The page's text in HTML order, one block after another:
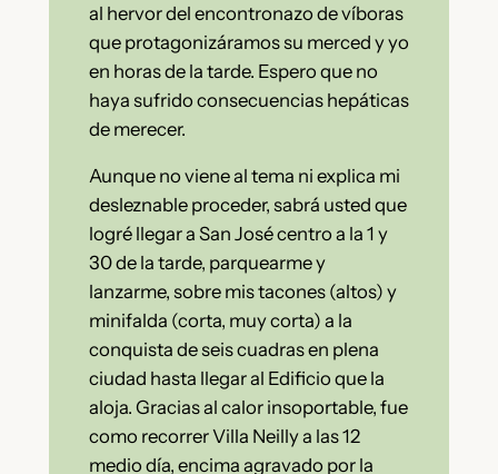
al hervor del encontronazo de víboras
que protagonizáramos su merced y yo
en horas de la tarde. Espero que no
haya sufrido consecuencias hepáticas
de merecer.
Aunque no viene al tema ni explica mi
desleznable proceder, sabrá usted que
logré llegar a San José centro a la 1 y
30 de la tarde, parquearme y
lanzarme, sobre mis tacones (altos) y
minifalda (corta, muy corta) a la
conquista de seis cuadras en plena
ciudad hasta llegar al Edificio que la
aloja. Gracias al calor insoportable, fue
como recorrer Villa Neilly a las 12
medio día, encima agravado por la